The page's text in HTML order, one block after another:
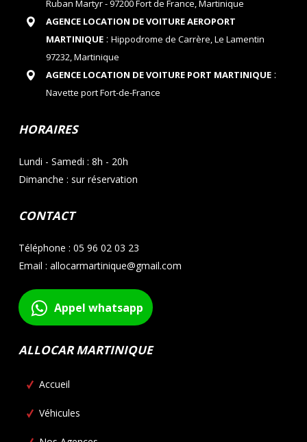
Ruban Martyr - 97200 Fort de France, Martinique
AGENCE LOCATION DE VOITURE AEROPORT
MARTINIQUE: Hippodrome de Carrère, Le Lamentin
97232, Martinique
AGENCE LOCATION DE VOITURE PORT MARTINIQUE:
Navette port Fort-de-France
HORAIRES
Lundi - Samedi : 8h - 20h
Dimanche : sur réservation
CONTACT
Téléphone : 05 96 02 03 23
Email : allocarmartinique@gmail.com
Appel whatsapp
ALLOCAR MARTINIQUE
Accueil
Véhicules